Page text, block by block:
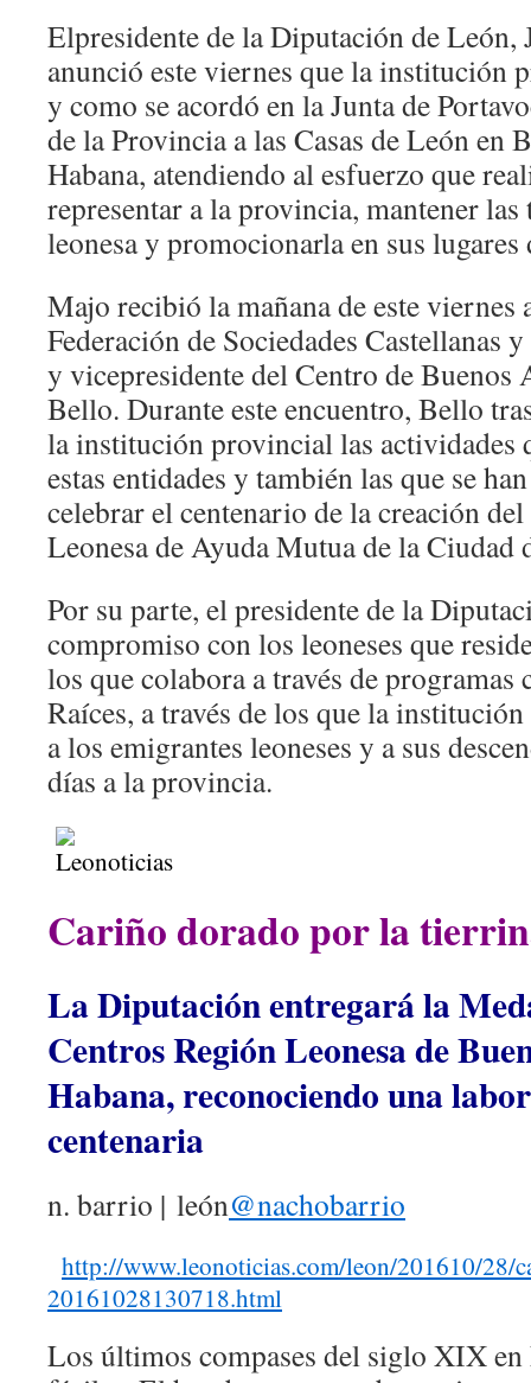
Elpresidente de la Diputación de
anunció este viernes que la institución
y como se acordó en la Junta de
de la Provincia a las Casas de León en
Habana, atendiendo al esfuerzo que
representar a la provincia, mantener
leonesa y promocionarla en sus lugares
Majo recibió la mañana de este viernes
Federación de Sociedades Castellanas
y vicepresidente del Centro de Buenos
Bello. Durante este encuentro, Bello
la institución provincial las actividades
estas entidades y también las que se
celebrar el centenario de la creación
Leonesa de Ayuda Mutua de la Ciudad
Por su parte, el presidente de la
compromiso con los leoneses que
los que colabora a través de
Raíces, a través de los que la
a los emigrantes leoneses y a sus
días a la provincia.
Cariño dorado por la
La Diputación entregará la
Centros Región Leonesa de
Habana, reconociendo una
centenaria
n. barrio | león@nachobarrio
http://www.leonoticias.com/leon/201610/28/
20161028130718.html
Los últimos compases del siglo XIX